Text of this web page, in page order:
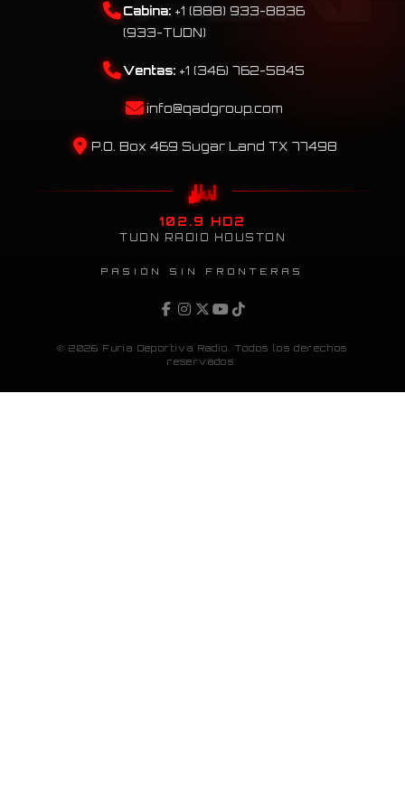
Cabina: +1 (888) 933-8836
(933-TUDN)
Ventas: +1 (346) 762-5845
info@qadgroup.com
P.O. Box 469 Sugar Land TX 77498
102.9 HD2
TUDN RADIO HOUSTON
PASIÓN SIN FRONTERAS
© 2026 Furia Deportiva Radio. Todos los derechos
reservados.